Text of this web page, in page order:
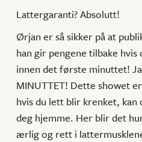
Lattergaranti? Absolutt!
Ørjan er så sikker på at
han gir pengene tilbake
innen det første minuttet!
MINUTTET! Dette showet
hvis du lett blir krenket, kan
deg hjemme. Her blir det
ærlig og rett i